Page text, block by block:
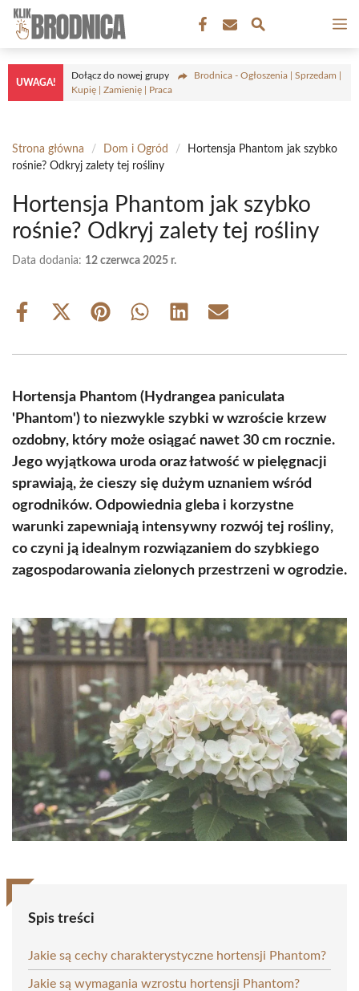
Przejdź
treści
UWAGA!
Dołącz do nowej grupy
Brodnica - Ogłoszenia | Sprzedam |
Kupię | Zamienię | Praca
Strona główna / Dom i Ogród /
Hortensja Phantom jak szybko
rośnie? Odkryj zalety tej rośliny
Hortensja Phantom jak szybko
rośnie? Odkryj zalety tej rośliny
Data dodania: 12 czerwca 2025 r.
Share
Share
(Twitter)
Share Share Share Share
Hortensja Phantom (Hydrangea paniculata
'Phantom') to niezwykle szybki w wzroście krzew
ozdobny, który może osiągać nawet 30 cm rocznie.
Jego wyjątkowa uroda oraz łatwość w pielęgnacji
sprawiają, że cieszy się dużym uznaniem wśród
ogrodników. Odpowiednia gleba i korzystne
warunki zapewniają intensywny rozwój tej rośliny,
co czyni ją idealnym rozwiązaniem do szybkiego
zagospodarowania zielonych przestrzeni w ogrodzie.
Spis treści
Jakie są cechy charakterystyczne hortensji Phantom?
Jakie są wymagania wzrostu hortensji Phantom?